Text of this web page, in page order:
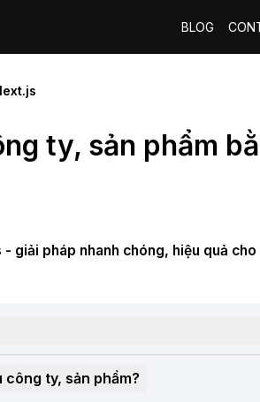
BLOG
CONTACT
ty, sản phẩm
pháp nhanh chóng, hiệu quả cho
ty, sản phẩm?